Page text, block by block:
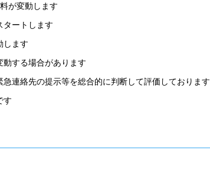
が変動します
タートします
します
動する場合があります
急連絡先の提示等を総合的に判断して評価しております
す